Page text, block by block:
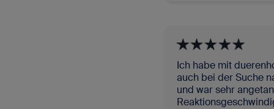
Ich habe mit
auch bei der Suche
und war sehr